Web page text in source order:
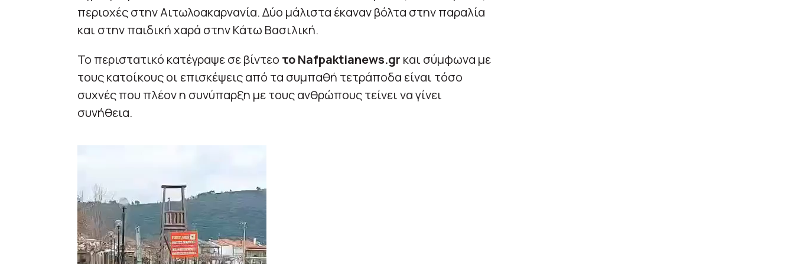
περιοχές στην Αιτωλοακαρνανία. Δύο μάλιστα έκαναν βόλτα στην παραλία
και στην παιδική χαρά στην Κάτω Βασιλική.
Το περιστατικό κατέγραψε σε βίντεο το Nafpaktianews.gr και σύμφωνα με
τους κατοίκους οι επισκέψεις από τα συμπαθή τετράποδα είναι τόσο
συχνές που πλέον η συνύπαρξη με τους ανθρώπους τείνει να γίνει
συνήθεια.